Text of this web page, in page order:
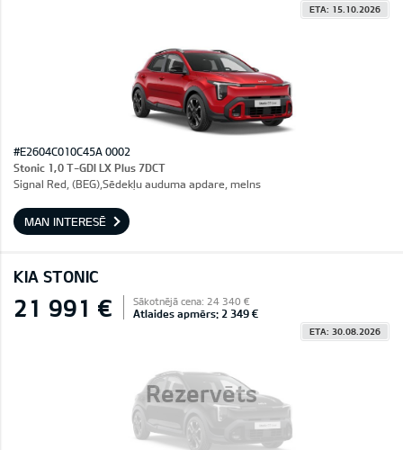
ETA: 15.10.2026
#E2604C010C45A 0002
Stonic 1,0 T-GDI LX Plus 7DCT
Signal Red, (BEG),Sēdekļu auduma apdare, melns
MAN INTERESĒ
KIA STONIC
Rezervēts
21 991 € Sākotnējā cena: 24 340 €
Atlaides apmērs: 2 349 €
ETA: 30.08.2026